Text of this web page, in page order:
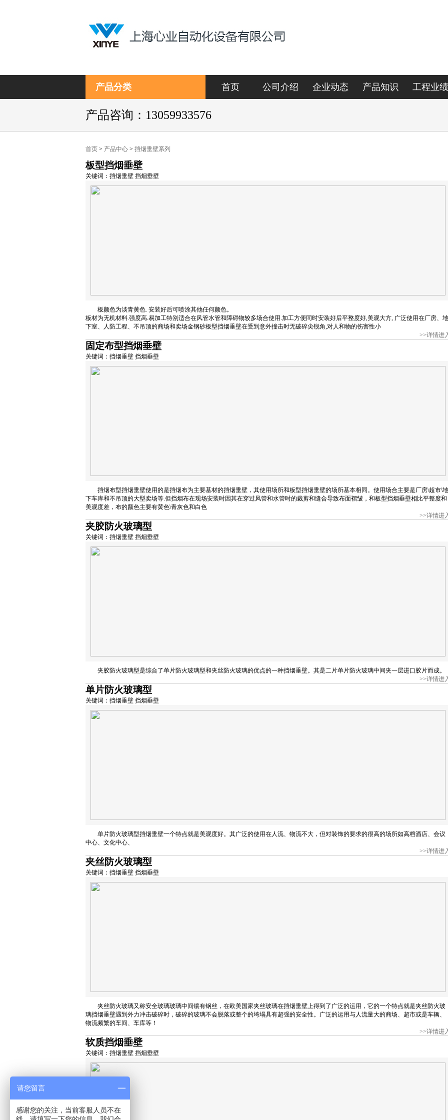
产品分类 首页 公司介绍 企业动态 产品知识 工程业绩
产品咨询：13059933576
首页 > 产品中心 > 挡烟垂壁系列
板型挡烟垂壁
关键词：挡烟垂壁 挡烟垂壁
板颜色为淡青黄色. 安装好后可喷涂其他任何颜色。
板材为无机材料.强度高.易加工特别适合在风管水管和障碍物较多场合使用.加工方便同时安装好后平整度好,美观大方, 广泛使用在厂房、地
下室、人防工程、不吊顶的商场和卖场金钢砂板型挡烟垂壁在受到意外撞击时无破碎尖锐角,对人和物的伤害性小
>>详情进
固定布型挡烟垂壁
关键词：挡烟垂壁 挡烟垂壁
挡烟布型挡烟垂壁使用的是挡烟布为主要基材的挡烟垂壁，其使用场所和板型挡烟垂壁的场所基本相同。使用场合主要是厂房\超市\地
下车库和不吊顶的大型卖场等.但挡烟布在现场安装时因其在穿过风管和水管时的裁剪和缝合导致布面褶皱，和板型挡烟垂壁相比平整度和
美观度差，布的颜色主要有黄色\青灰色和白色
>>详情进
夹胶防火玻璃型
关键词：挡烟垂壁 挡烟垂壁
夹胶防火玻璃型是综合了单片防火玻璃型和夹丝防火玻璃的优点的一种挡烟垂壁。其是二片单片防火玻璃中间夹一层进口胶片而成。
>>详情进
单片防火玻璃型
关键词：挡烟垂壁 挡烟垂壁
单片防火玻璃型挡烟垂壁一个特点就是美观度好。其广泛的使用在人流、物流不大，但对装饰的要求的很高的场所如高档酒店、会议
中心、文化中心、
>>详情进
夹丝防火玻璃型
关键词：挡烟垂壁 挡烟垂壁
夹丝防火玻璃又称安全玻璃玻璃中间镶有钢丝，在欧美国家夹丝玻璃在挡烟垂壁上得到了广泛的运用，它的一个特点就是夹丝防火玻
璃挡烟垂壁遇到外力冲击破碎时，破碎的玻璃不会脱落或整个的垮塌具有超强的安全性。广泛的运用与人流量大的商场、超市或是车辆、
物流频繁的车间、车库等！
>>详情进
软质挡烟垂壁
关键词：挡烟垂壁 挡烟垂壁
请您留言
感谢您的关注，当前客服人员不在